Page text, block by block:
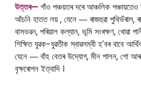
উত্তৰ— গাঁও পঞ্চয়তৰ দৰে আঞ্চলিক পঞ্চায়তেও
আঁচনি হাতত লয় , যেনে ― ৰাজহুৱা পুথিভঁৰাল,
বাসভৱন, পৰিয়াল কল্যান, ভূমি সংৰক্ষণ, খোৱা
শিক্ষিত যুৱক-যুৱতীক স্বাৱলম্বী হ’বৰ বাবে
যেনে ― বাঁহ বেতৰ উদ্যোগ, মীন পালন, গো
বৃক্ষৰোপন ইত্যাদি ।